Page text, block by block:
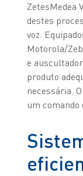
ZetesMedea
destes
voz.
Motorola/
e
produto
necessária.
um comando